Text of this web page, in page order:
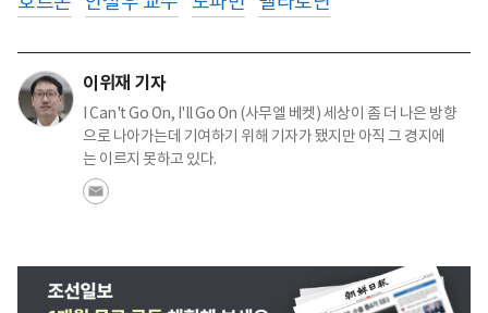
이위재 기자
I Can't Go On, I'll Go On (사무엘 베켓) 세상이 좀 더 나은 방향
으로 나아가는데 기여하기 위해 기자가 됐지만 아직 그 경지에
는 이르지 못하고 있다.